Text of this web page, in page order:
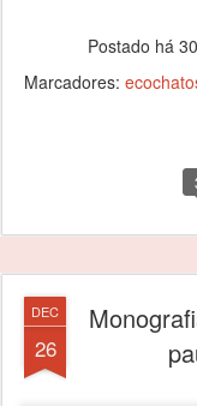
Postado há
Marcadores:
DEC
26